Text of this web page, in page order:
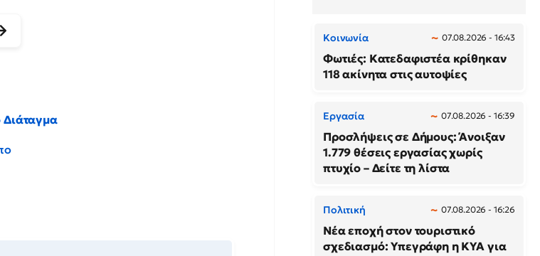
Διάταγμα
Κοινωνία 07.08.2026 - 16:43
Φωτιές: Κατεδαφιστέα κρίθηκαν
118 ακίνητα στις αυτοψίες
Εργασία 07.08.2026 - 16:39
Προσλήψεις σε Δήμους: Άνοιξαν
1.779 θέσεις εργασίας χωρίς
πτυχίο – Δείτε τη λίστα
Πολιτική 07.08.2026 - 16:26
Νέα εποχή στον τουριστικό
σχεδιασμό: Υπεγράφη η ΚΥΑ για